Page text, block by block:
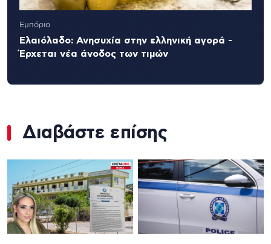
Εμπόριο
Ελαιόλαδο: Ανησυχία στην ελληνική αγορά -
Έρχεται νέα άνοδος των τιμών
Διαβάστε επίσης